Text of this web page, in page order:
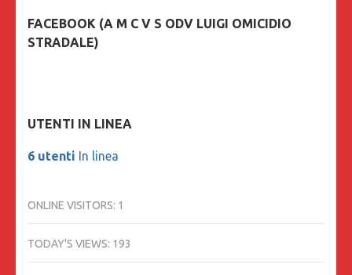
FACEBOOK (A M C V S ODV LUIGI OMICIDIO
STRADALE)
UTENTI IN LINEA
6 utenti In linea
ONLINE VISITORS: 1
TODAY'S VIEWS: 193